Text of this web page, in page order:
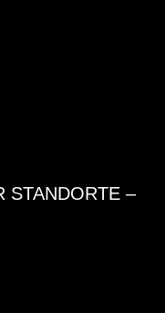
STANDORTE –